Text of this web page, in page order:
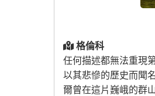
格倫科
任何描述都無法重現
以其悲慘的歷史而聞
爾曾在這片巍峨的群